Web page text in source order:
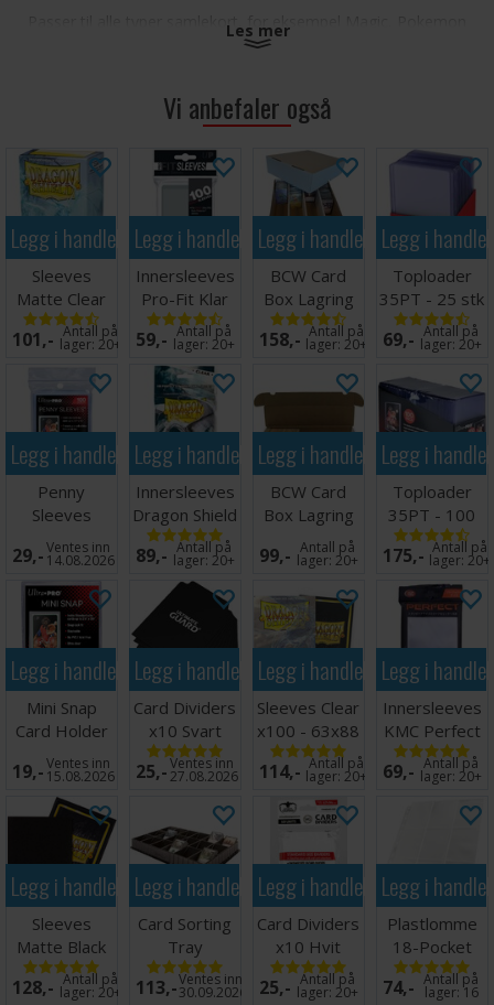
Passer til alle typer samlekort, for eksempel Magic, Pokemon
Veldig klart materiale
Uten giftstoffer, ikke PVC
For profesjonelle spillere
Ideell passform og størrelse for perfekt oppbevaring
Forhindrer bøyde hjørner og riper i kortene
Forlenger levetiden og spillbarheten til kortene dine
Størrelse på sleeves: 64 x 89,5 mm
Ultimate Guard Precise-Fit Sleeves Side-Loading Standard
Size Transparent
Les mer
Vi anbefaler også
Legg i handlekurven
Sleeves
Matte Clear
x100 - 63x88
m/box
101,- Antall på
lager: 20+
Legg i handlekurven
Innersleeves
Pro-Fit Klar
x100 64x89
59,- Antall på
lager:20+
Legg i handlekurven
BCW Card
Box Lagring
4000 kort
158,- Antall på
lager:20+
Legg i
Toploader
35PT - 25 stk
63,5 x 88,9
mm
69,- Antall på
lager:20+
Legg i handlekurven
Penny
Sleeves
63.5x89mm
100 stk
29,-Ventes inn
14.08.2026
Legg i handlekurven
Innersleeves
Dragon Shield
Klar
64x89mm
89,- Antall på
lager:20+
Legg i handlekurven
BCW Card
Box Lagring
1000 kort
99,- Antall på
lager:20+
Legg i
Toploader
35PT - 100
stk 63,5 x
88,9 mm
175,- Antall på
lager:20+
Legg i handlekurven
Mini Snap
Card Holder
19,-Ventes inn
15.08.2026
Legg i handlekurven
Card Dividers
x10 Svart
25,-Ventes inn
27.08.2026
Legg i handlekurven
Sleeves Clear
x100 - 63x88
m/box
114,- Antall på
lager:20+
Legg i
Innersleeves
KMC Perfect
Fit x100
64x89
69,- Antall på
lager:20+
Legg i handlekurven
Sleeves
Matte Black
x100 66x91
128,- Antall på
lager: 20+
Legg i handlekurven
Card Sorting
Tray
113,-Ventes inn
30.09.2026
Legg i handlekurven
Card Dividers
x10 Hvit
25,- Antall på
lager:20+
Legg i
Plastlomme
18-Pocket
Side Load
Hvit x10
74,- Antall på
lager: 16